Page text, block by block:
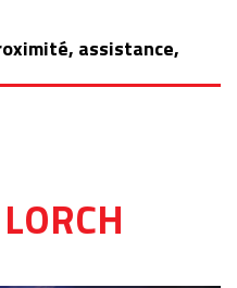
assistance,